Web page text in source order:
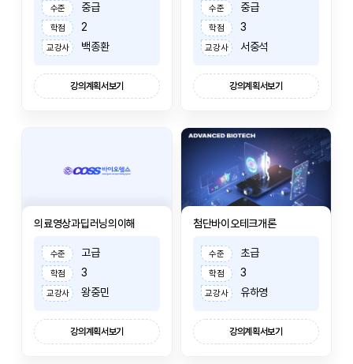
수준 중급
학점 2
교강사 백종환
강의계획서보기
수준 중급
학점 3
교강사 서중석
강의계획서보기
의료영상과딥러닝의이해
수준 고급
학점 3
교강사 왕중민
강의계획서보기
첨단바이오테크개론
수준 초급
학점 3
교강사 유하영
강의계획서보기